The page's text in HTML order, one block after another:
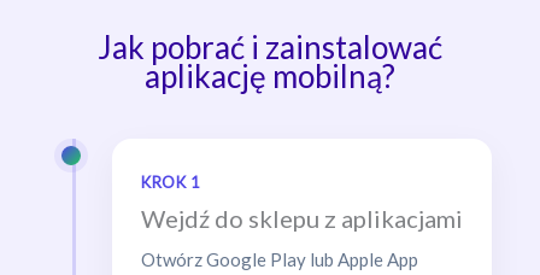
Jak pobrać i zainstalować
aplikację mobilną?
KROK 1
Wejdź do sklepu z aplikacjami
Otwórz Google Play lub Apple App